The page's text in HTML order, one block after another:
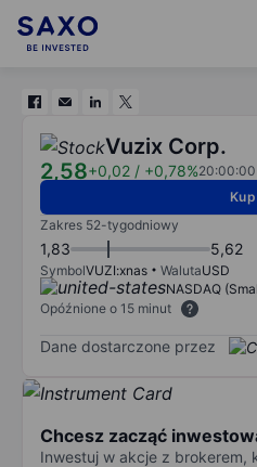
Vuzix Corp.
2,58+0,02 / +0,78%20:00:00
Kup
Zakres 52-tygodniowy
1,83 5,62
SymbolVUZI:xnas WalutaUSD
NASDAQ
Opóźnione o 15 minut
Dane dostarczone przez
Chcesz zacząć
Inwestuj w akcje z brokerem,